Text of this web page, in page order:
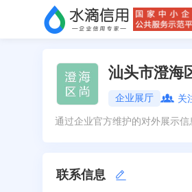
汕头市澄海
企业展厅 关
通过企业官方维护的对外展示
联系信息